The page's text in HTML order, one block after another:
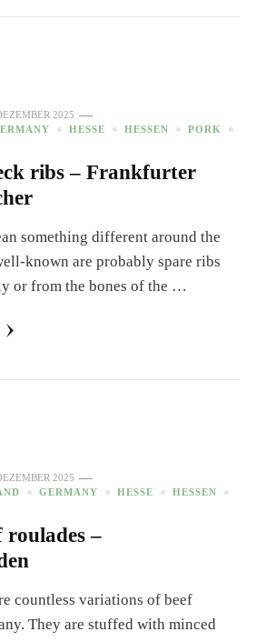
2025
HESSE HESSEN
PORK
ribs – Frankfurter
something different around the
known are probably spare ribs
or from the bones of the …
2025
GERMANY HESSE
HESSEN
roulades –
countless variations of beef
They are stuffed with minced